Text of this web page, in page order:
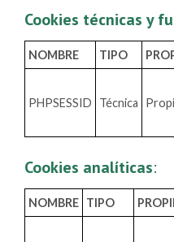
Cookies técnicas y
NOMBRE TIPO
PHPSESSID Técnica
Cookies analíticas:
NOMBRE TIPO